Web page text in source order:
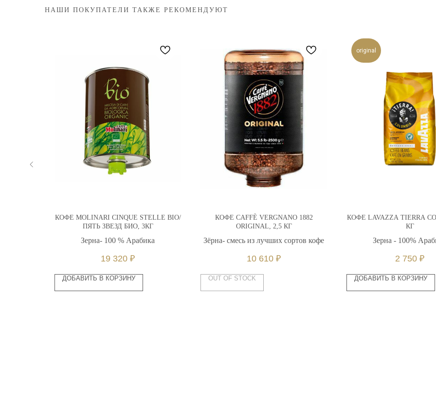
НАШИ ПОКУПАТЕЛИ ТАКЖЕ РЕКОМЕНДУЮТ
КОФЕ MOLINARI CINQUE STELLE BIO/
ПЯТЬ ЗВЕЗД БИО, 3КГ
Зерна- 100 % Арабика
19 320 ₽
ДОБАВИТЬ В КОРЗИНУ
КОФЕ CAFFÈ VERGNANO 1882
ORIGINAL, 2,5 КГ
Зёрна- смесь из лучших сортов кофе
10 610 ₽
OUT OF STOCK
original
КОФЕ LAVAZZA TIERRA
КГ
Зерна - 100%
2 750 ₽
ДОБАВИТЬ В КОРЗИНУ